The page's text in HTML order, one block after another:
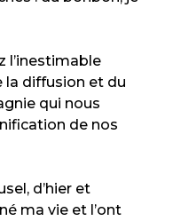
l’inestimable
la diffusion et du
qui nous
de nos
d’hier et
ma vie et l’ont